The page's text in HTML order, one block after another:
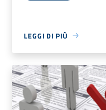
LEGGI DI PIÙ